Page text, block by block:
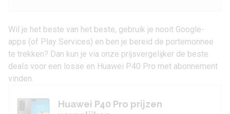
Wil je het beste van het beste, gebruik je nooit Google-
apps (of Play Services) en ben je bereid de portemonnee
te trekken? Dan kun je via onze prijsvergelijker de beste
deals voor een losse en Huawei P40 Pro met abonnement
vinden.
Huawei P40 Pro prijzen